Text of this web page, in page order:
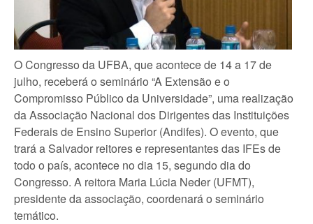
O Congresso da UFBA, que acontece de 14 a 17 de
julho, receberá o seminário “A Extensão e o
Compromisso Público da Universidade”, uma realização
da Associação Nacional dos Dirigentes das Instituições
Federais de Ensino Superior (Andifes). O evento, que
trará a Salvador reitores e representantes das IFEs de
todo o país, acontece no dia 15, segundo dia do
Congresso. A reitora Maria Lúcia Neder (UFMT),
presidente da associação, coordenará o seminário
temático.